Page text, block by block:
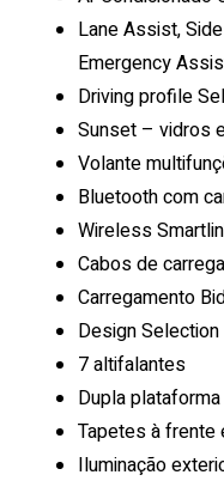
Lane Assist,
Emergency
Driving profile
Sunset – vidros
Volante
Bluetooth com
Wireless
Cabos de
Carregamento
Design
7 altifalantes
Dupla
Tapetes à frente
Iluminação